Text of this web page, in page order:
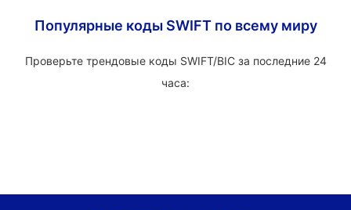
Популярные коды SWIFT по всему миру
Проверьте трендовые коды SWIFT/BIC за последние 24
часа: